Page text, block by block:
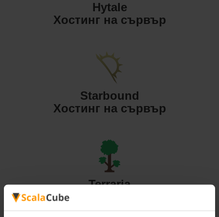
Hytale
Хостинг на сървър
Starbound
Хостинг на сървър
Terraria
Хостинг на сървър